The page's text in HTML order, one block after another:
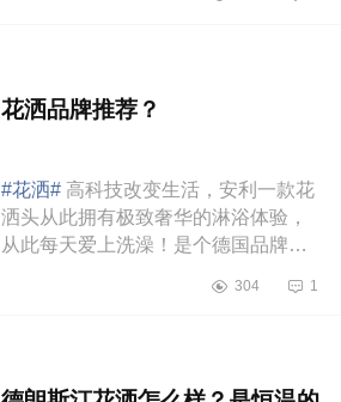
花洒品牌推荐？
#花洒# 高科技改变生活，安利一款花
洒头从此拥有极致奢华的淋浴体验，
从此每天爱上洗澡！是个德国品牌，
看了下，人家就致力生产研发了几
304 1